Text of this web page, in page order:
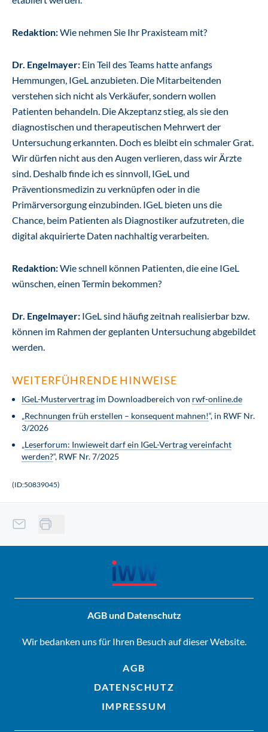
Redaktion:Wie nehmen Sie Ihr Praxisteam mit?
Dr. Engelmayer: Ein Teil des Teams hatte anfangs
Hemmungen, IGeL anzubieten. Die Mitarbeitenden
verstehen sich nicht als Verkäufer, sondern wollen
Patienten behandeln. Die Akzeptanz stieg, als sie den
diagnostischen und therapeutischen Mehrwert der
Untersuchung erkannten. Doch es bleibt ein schmaler Grat.
Wir dürfen nicht aus den Augen verlieren, dass wir Ärzte
sind. Deshalb finde ich es sinnvoll, IGeL und
Präventionsmedizin zu verknüpfen oder in die
Primärversorgung einzubinden. IGeL bieten uns die
Chance, beim Patienten als Diagnostiker aufzutreten, die
digital akquirierte Daten nachhaltig verarbeiten.
Redaktion:Wie schnell können Patienten, die eine IGeL
wünschen, einen Termin bekommen?
Dr. Engelmayer: IGeL sind häufig zeitnah realisierbar bzw.
können im Rahmen der geplanten Untersuchung abgebildet
werden.
WEITERFÜHRENDE HINWEISE
IGeL-Mustervertrag im Downloadbereich von rwf-online.de
„Rechnungen früh erstellen – konsequent mahnen!“, in RWF Nr.
3/2026
„Leserforum: Inwieweit darf ein IGeL-Vertrag vereinfacht
werden?“, RWF Nr. 7/2025
(ID:50839045)
AGB und Datenschutz
Wir bedanken uns für Ihren Besuch auf dieser Website.
AGB
DATENSCHUTZ
IMPRESSUM